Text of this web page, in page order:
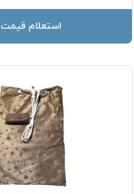
استعلام قیمت